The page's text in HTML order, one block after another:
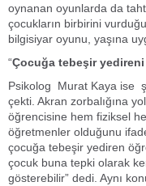
oynanan oyunlarda da
çocukların birbirini
bilgisiyar oyunu, yaşına
“Çocuğa tebeşir
Psikolog Murat Kaya ise
çekti. Akran zorbalığına
öğrencisine hem fiziksel
öğretmenler olduğunu
çocuğa tebeşir yediren
çocuk buna tepki olarak
gösterebilir” dedi. Aynı